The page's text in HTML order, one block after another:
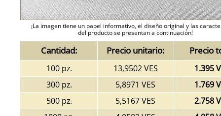
¡La imagen tiene un papel informativo, el diseño original y las
del producto se presentan a continuación!
Cantidad: Precio unitario: Precio
100 pz. 13,9502 VES
1.395
300 pz.
5,8971 VES
1.769
500 pz.
5,5167 VES
2.758